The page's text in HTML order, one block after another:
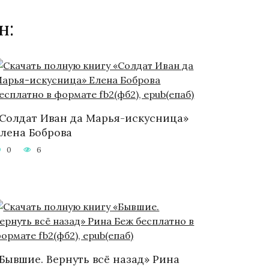
Иван да Марья-искусница»
Боброва
0 6
Вернуть всё назад» Рина